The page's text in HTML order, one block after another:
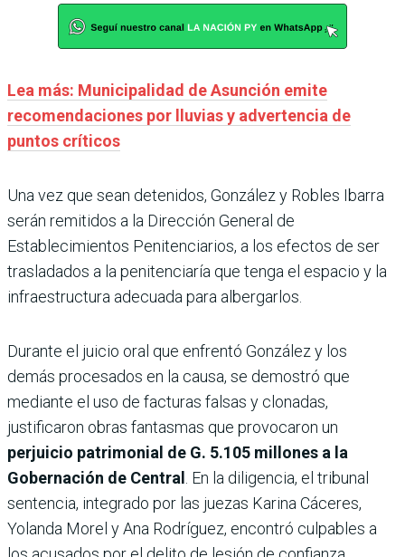
Lea más: Municipalidad de Asunción emite
recomendaciones por lluvias y advertencia de
puntos críticos
Una vez que sean detenidos, González y Robles Ibarra
serán remitidos a la Dirección General de
Establecimientos Penitenciarios, a los efectos de ser
trasladados a la penitenciaría que tenga el espacio y la
infraestructura adecuada para albergarlos.
Durante el juicio oral que enfrentó González y los
demás procesados en la causa, se demostró que
mediante el uso de facturas falsas y clonadas,
justificaron obras fantasmas que provocaron un
perjuicio patrimonial de G. 5.105 millones a la
Gobernación de Central . En la diligencia, el tribunal
sentencia, integrado por las juezas Karina Cáceres,
Yolanda Morel y Ana Rodríguez, encontró culpables a